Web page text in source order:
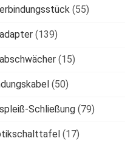
(55)
(139)
(15)
(50)
Schließung (79)
(17)